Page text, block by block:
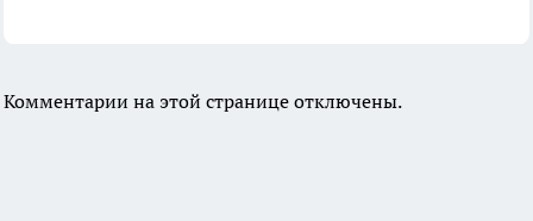
Комментарии на этой странице отключены.